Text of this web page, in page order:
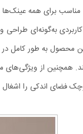
برای همه
این محصول به طور
همچنین از ویژگی‌های
فضای اندکی را